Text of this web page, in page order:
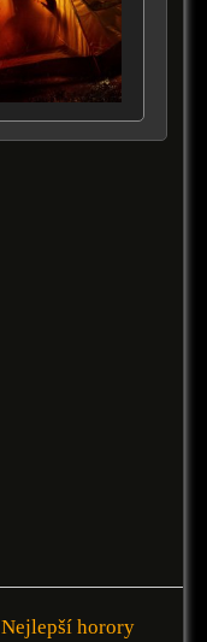
Nejlepší horory